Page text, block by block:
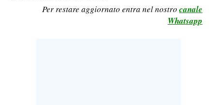
Per restare aggiornato entra nel nostro canale
Whatsapp